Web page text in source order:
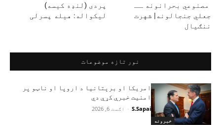
پردی (لنډه کیسه)
لیکواله: هیله پسرلی
مصنوعي بحرانونه ــ
جعلي جنجالونه| شهرت
ننګیال
نور تازه موضوعات
خبرونه
امریکا او برېتانیا د اروپا او ناټو پر
امنیت خبرې کړې دي
S.Sapai
- اګست 6, 2026